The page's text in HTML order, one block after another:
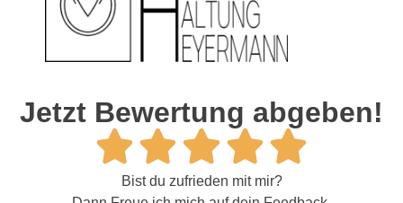
Jetzt Bewertung abgeben!
Bist du zufrieden mit mir?